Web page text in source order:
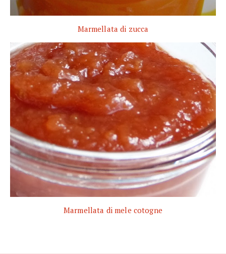
Marmellata di zucca
Marmellata di mele cotogne